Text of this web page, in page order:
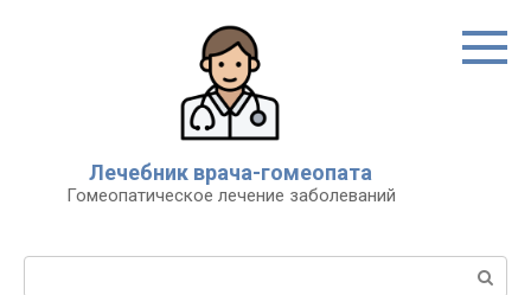
Лечебник врача-гомеопата
Гомеопатическое лечение заболеваний
Поиск: